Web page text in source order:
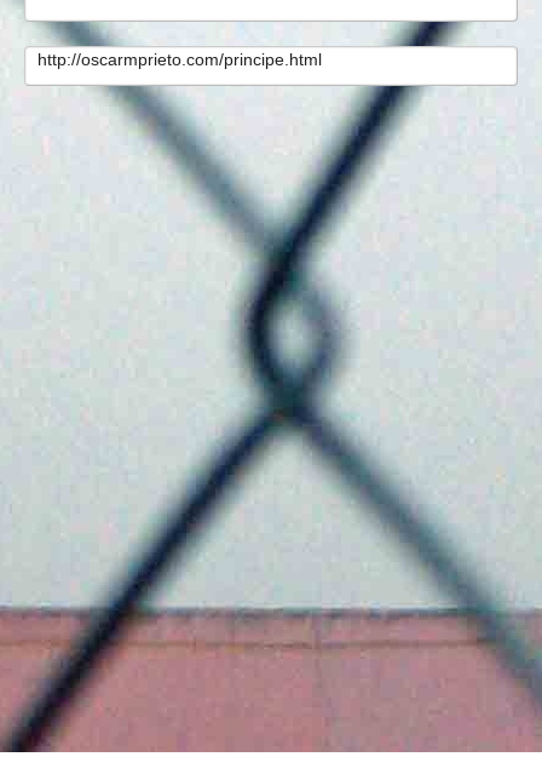
http://oscarmprieto.com/principe.html